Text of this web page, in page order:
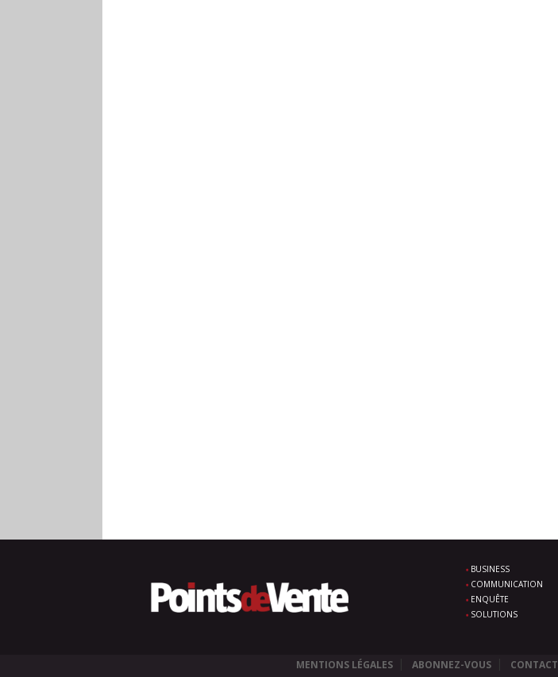
BUSINESS
COMMUNICATION
ENQUÊTE
SOLUTIONS
MENTIONS LÉGALES ABONNEZ-VOUS CONTACT